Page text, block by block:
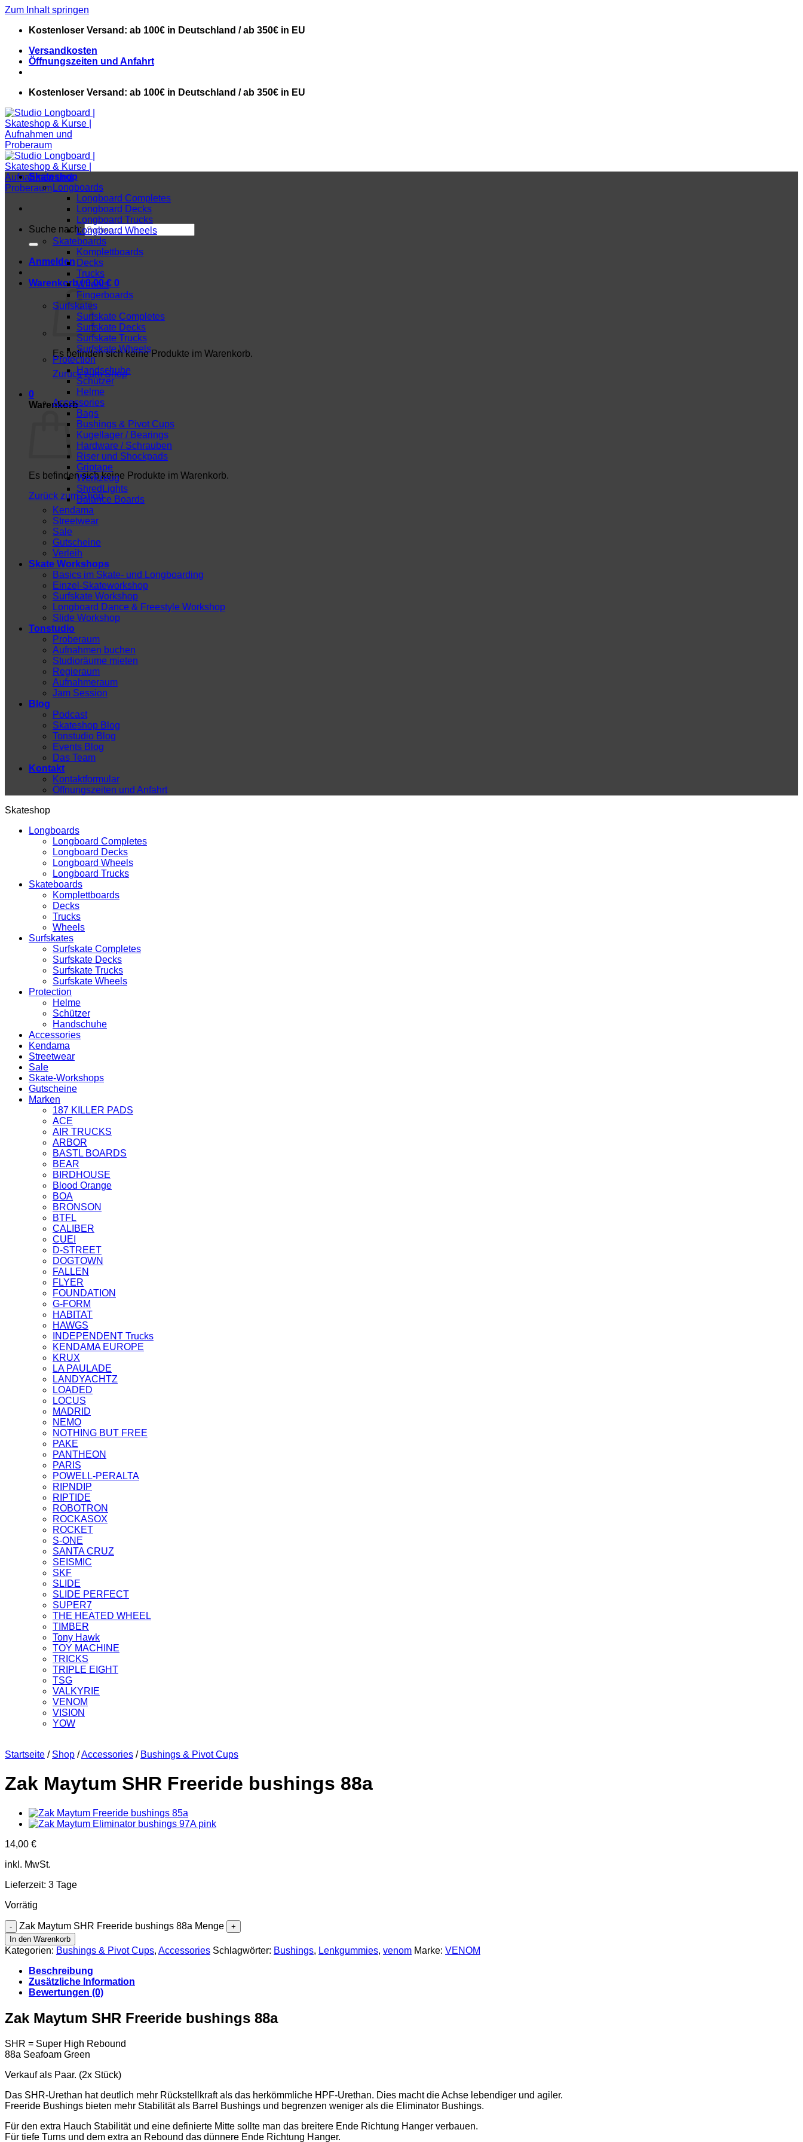
Zum Inhalt springen
Kostenloser Versand: ab 100€ in Deutschland / ab 350€ in EU
Versandkosten
Öffnungszeiten und Anfahrt
Kostenloser Versand: ab 100€ in Deutschland / ab 350€ in EU
Suche nach:
Anmelden
Warenkorb /0,00€ 0
Es befinden sich keine Produkte im Warenkorb.
Zurück zum Shop
0
Warenkorb
Es befinden sich keine Produkte im Warenkorb.
Zurück zum Shop
Skateshop
Longboards
Longboard Completes
Longboard Decks
Longboard Trucks
Longboard Wheels
Skateboards
Komplettboards
Decks
Trucks
Wheels
Fingerboards
Surfskates
Surfskate Completes
Surfskate Decks
Surfskate Trucks
Surfskate Wheels
Protection
Handschuhe
Schützer
Helme
Accessories
Bags
Bushings & Pivot Cups
Kugellager / Bearings
Hardware / Schrauben
Riser und Shockpads
Griptape
Werkzeug
ShredLights
Balance Boards
Kendama
Streetwear
Sale
Gutscheine
Verleih
Skate Workshops
Basics im Skate- und Longboarding
Einzel-Skateworkshop
Surfskate Workshop
Longboard Dance & Freestyle Workshop
Slide Workshop
Tonstudio
Proberaum
Aufnahmen buchen
Studioräume mieten
Regieraum
Aufnahmeraum
Jam Session
Blog
Podcast
Skateshop Blog
Tonstudio Blog
Events Blog
Das Team
Kontakt
Kontaktformular
Öffnungszeiten und Anfahrt
Skateshop
Longboards
Longboard Completes
Longboard Decks
Longboard Wheels
Longboard Trucks
Skateboards
Komplettboards
Decks
Trucks
Wheels
Surfskates
Surfskate Completes
Surfskate Decks
Surfskate Trucks
Surfskate Wheels
Protection
Helme
Schützer
Handschuhe
Accessories
Kendama
Streetwear
Sale
Skate-Workshops
Gutscheine
Marken
187 KILLER PADS
ACE
AIR TRUCKS
ARBOR
BASTL BOARDS
BEAR
BIRDHOUSE
Blood Orange
BOA
BRONSON
BTFL
CALIBER
CUEI
D-STREET
DOGTOWN
FALLEN
FLYER
FOUNDATION
G-FORM
HABITAT
HAWGS
INDEPENDENT Trucks
KENDAMA EUROPE
KRUX
LA PAULADE
LANDYACHTZ
LOADED
LOCUS
MADRID
NEMO
NOTHING BUT FREE
PAKE
PANTHEON
PARIS
POWELL-PERALTA
RIPNDIP
RIPTIDE
ROBOTRON
ROCKASOX
ROCKET
S-ONE
SANTA CRUZ
SEISMIC
SKF
SLIDE
SLIDE PERFECT
SUPER7
THE HEATED WHEEL
TIMBER
Tony Hawk
TOY MACHINE
TRICKS
TRIPLE EIGHT
TSG
VALKYRIE
VENOM
VISION
YOW
Startseite / Shop /Accessories / Bushings & Pivot Cups
Zak Maytum SHR Freeride bushings 88a
14,00 €
inkl. MwSt.
Lieferzeit: 3 Tage
Vorrätig
Zak Maytum SHR Freeride bushings 88a Menge
In den Warenkorb
Kategorien: Bushings & Pivot Cups, Accessories Schlagwörter: Bushings, Lenkgummies, venom Marke: VENOM
Beschreibung
Zusätzliche Information
Bewertungen (0)
Zak Maytum SHR Freeride bushings 88a
SHR = Super High Rebound
88a Seafoam Green
Verkauf als Paar. (2x Stück)
Das SHR-Urethan hat deutlich mehr Rückstellkraft als das herkömmliche HPF-Urethan. Dies macht die Achse lebendiger und agiler.
Freeride Bushings bieten mehr Stabilität als Barrel Bushings und begrenzen weniger als die Eliminator Bushings.
Für den extra Hauch Stabilität und eine definierte Mitte sollte man das breitere Ende Richtung Hanger verbauen.
Für tiefe Turns und dem extra an Rebound das dünnere Ende Richtung Hanger.